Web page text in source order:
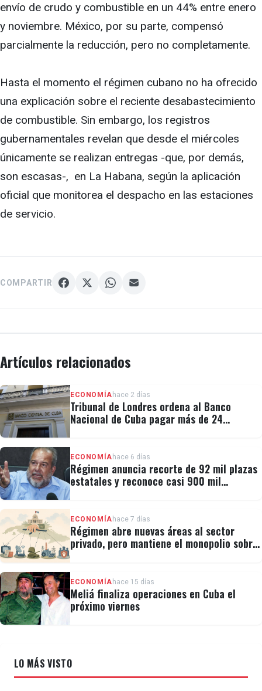
envío de crudo y combustible en un 44% entre enero
y noviembre. México, por su parte, compensó
parcialmente la reducción, pero no completamente.
Hasta el momento el régimen cubano no ha ofrecido
una explicación sobre el reciente desabastecimiento
de combustible. Sin embargo, los registros
gubernamentales revelan que desde el miércoles
únicamente se realizan entregas -que, por demás,
son escasas-, en La Habana, según la aplicación
oficial que monitorea el despacho en las estaciones
de servicio.
COMPARTIR
Artículos relacionados
ECONOMÍA hace 2 días
Tribunal de Londres ordena al Banco
Nacional de Cuba pagar más de 24
ECONOMÍA hace 6 días
Régimen anuncia recorte de 92 mil plazas
estatales y reconoce casi 900 mil
ECONOMÍA hace 7 días
Régimen abre nuevas áreas al sector
privado, pero mantiene el monopolio sobre
ECONOMÍA hace 15 días
Meliá finaliza operaciones en Cuba el
próximo viernes
LO MÁS VISTO